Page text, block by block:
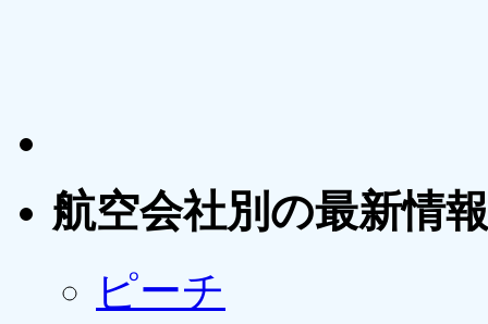
航空会社別の最新情報
ピーチ